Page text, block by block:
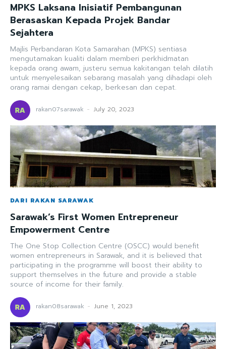
MPKS Laksana Inisiatif Pembangunan
Berasaskan Kepada Projek Bandar
Sejahtera
Majlis Perbandaran Kota Samarahan (MPKS) sentiasa
mengutamakan kualiti dalam memberi perkhidmatan
kepada orang awam, justeru semua kakitangan telah dilatih
untuk menyelesaikan sebarang masalah yang dihadapi oleh
orang ramai dengan cekap, berkesan dan cepat.
rakan07sarawak - July 20, 2023
DARI RAKAN SARAWAK
Sarawak’s First Women Entrepreneur
Empowerment Centre
The One Stop Collection Centre (OSCC) would benefit
women entrepreneurs in Sarawak, and it is believed that
participating in the programme will boost their ability to
support themselves in the future and provide a stable
source of income for their family.
rakan08sarawak - June 1, 2023